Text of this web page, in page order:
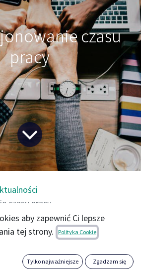
czasu
pracy
czasu pracy
własną działalność
czasu ich pracy nie jest proste. Z
aby zapewnić Ci lepsze
tej strony.
Polityka Cookie
Tylko najważniejsze Zgadzam się